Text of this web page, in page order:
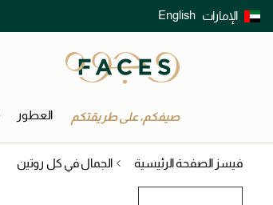
الإمارات English
توصيل سريع على جميع الطلبات ما فوق 299 درهم
صيفكم، على طريقتكم العطور
فيسز الصفحة الرئيسية الجمال في كل روتين